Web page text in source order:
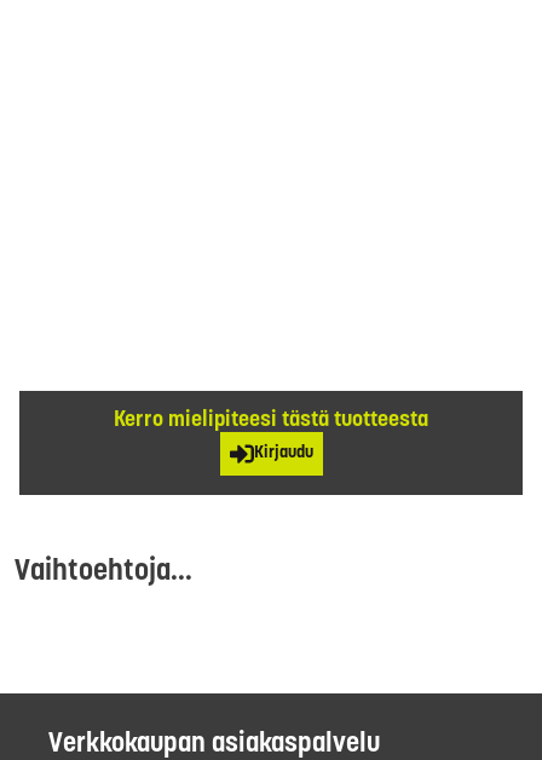
Kerro mielipiteesi tästä tuotteesta
Kirjaudu
Vaihtoehtoja...
Verkkokaupan asiakaspalvelu